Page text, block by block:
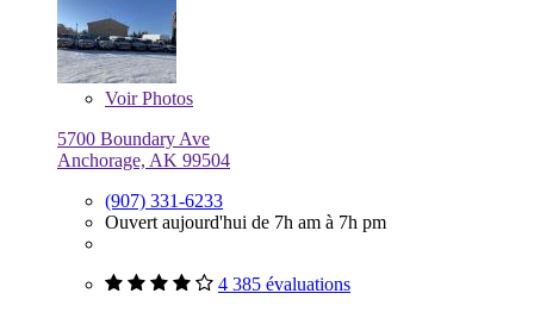
VoirPhotos
5700 Boundary Ave
Anchorage, AK 99504
(907) 331-6233
Ouvert aujourd'hui de 7h am à 7h pm
4 385 évaluations